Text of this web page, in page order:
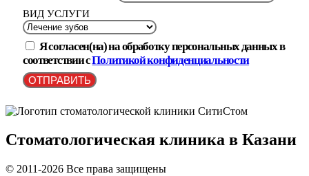
ВИД УСЛУГИ
Я согласен(на) на обработку персональных данных в
соответствии сПолитикой конфиденциальности
ОТПРАВИТЬ
Стоматологическая клиника в Казани
© 2011-2026 Все права защищены